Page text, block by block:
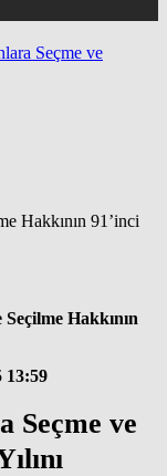
Seçme ve
Hakkının
13:59
Seçme ve